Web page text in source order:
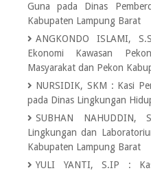
Guna pada Dinas
Kabupaten Lampung Barat
ANGKONDO ISLAMI,
Ekonomi Kawasan
Masyarakat dan Pekon
NURSIDIK, SKM : Kasi
pada Dinas Lingkungan
SUBHAN NAHUDDIN,
Lingkungan dan
Kabupaten Lampung Barat
YULI YANTI, S.IP
: